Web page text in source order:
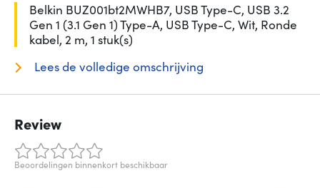
Belkin BUZ001bt2MWHB7, USB Type-C, USB 3.2
Gen 1 (3.1 Gen 1) Type-A, USB Type-C, Wit, Ronde
kabel, 2 m, 1 stuk(s)
Lees de volledige omschrijving
Review
Beoordelingen binnenkort beschikbaar